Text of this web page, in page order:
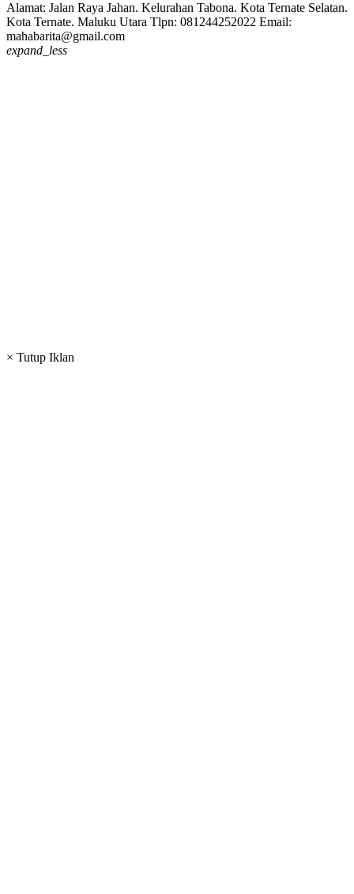
Alamat: Jalan Raya Jahan. Kelurahan Tabona. Kota Ternate Selatan.
Kota Ternate. Maluku Utara Tlpn: 081244252022 Email:
mahabarita@gmail.com
expand_less
× Tutup Iklan